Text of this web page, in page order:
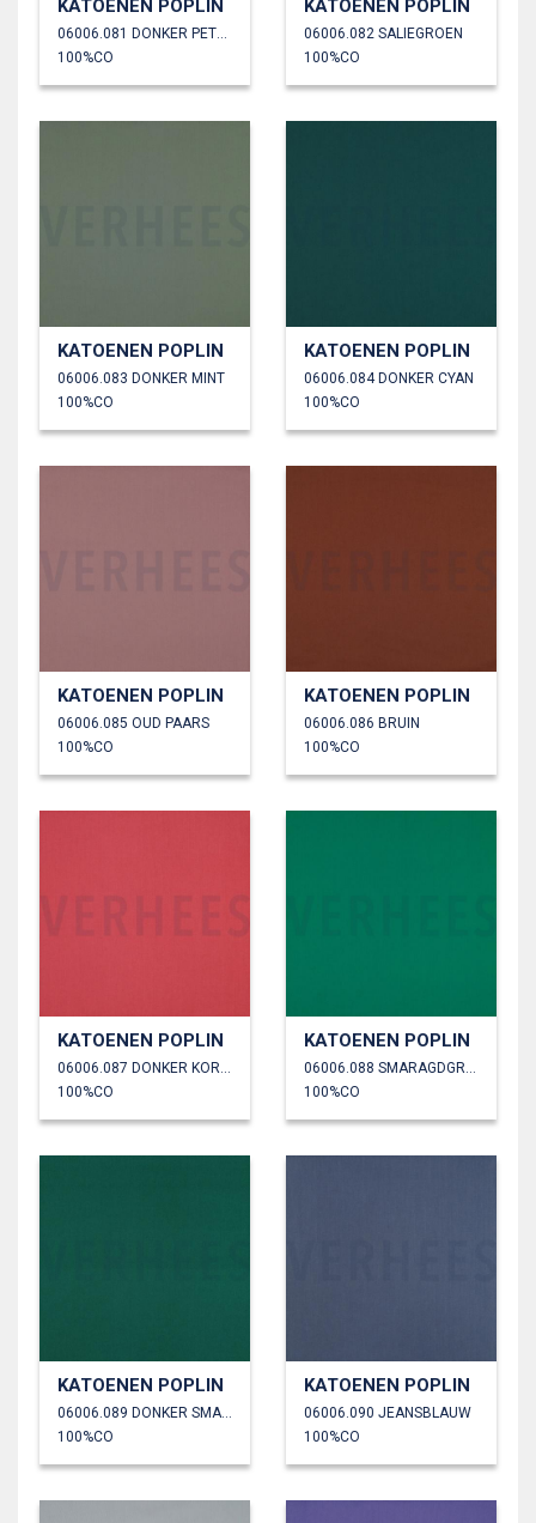
KATOENEN POPLIN
06006.081 DONKER PETROL
100%CO
KATOENEN POPLIN
06006.082 SALIEGROEN
100%CO
KATOENEN POPLIN
06006.083 DONKER MINT
100%CO
KATOENEN POPLIN
06006.084 DONKER CYAN
100%CO
KATOENEN POPLIN
06006.085 OUD PAARS
100%CO
KATOENEN POPLIN
06006.086 BRUIN
100%CO
KATOENEN POPLIN
06006.087 DONKER KORAAL
100%CO
KATOENEN POPLIN
06006.088 SMARAGDGROEN
100%CO
KATOENEN POPLIN
06006.089 DONKER SMARAGD
100%CO
KATOENEN POPLIN
06006.090 JEANSBLAUW
100%CO